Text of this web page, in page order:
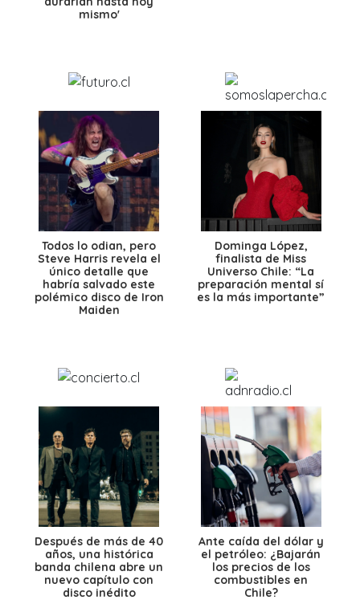
mismo'
Todos lo odian, pero
Steve Harris revela el
único detalle que
habría salvado este
polémico disco de Iron
Maiden
Dominga López,
finalista de Miss
Universo Chile: “La
preparación mental sí
es la más importante”
Después de más de 40
años, una histórica
banda chilena abre un
nuevo capítulo con
disco inédito
Ante caída del dólar y
el petróleo: ¿Bajarán
los precios de los
combustibles en
Chile?